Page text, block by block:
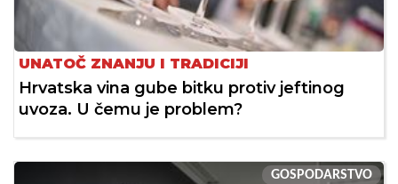
UNATOČ ZNANJU I TRADICIJI
Hrvatska vina gube bitku protiv jeftinog
uvoza. U čemu je problem?
GOSPODARSTVO